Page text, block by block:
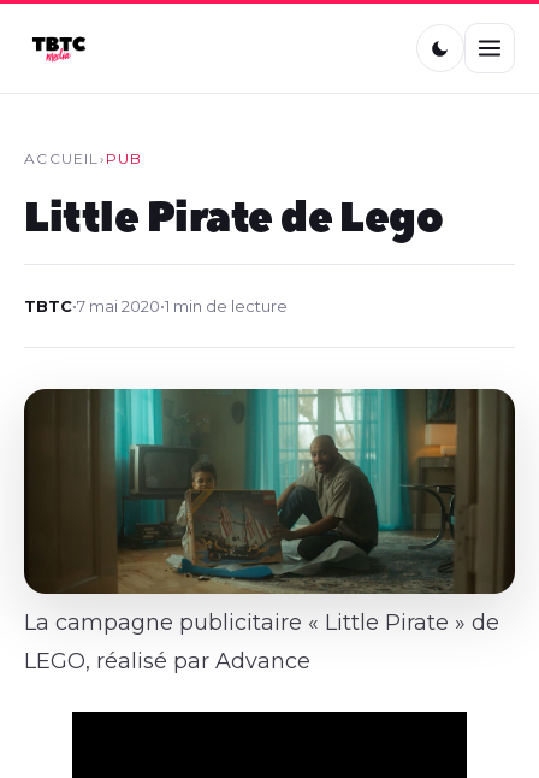
ACCUEIL› PUB
Little Pirate de Lego
TBTC•7 mai 2020•1 min de lecture
La campagne publicitaire « Little Pirate » de
LEGO, réalisé par Advance